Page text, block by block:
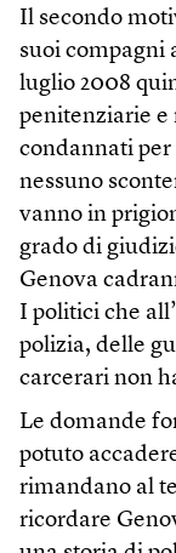
Il secondo
suoi compagni
luglio 2008
penitenziarie e
condannati
nessuno
vanno in
grado di
Genova
I politici che
polizia, delle
carcerari non
Le domande
potuto
rimandano al
ricordare